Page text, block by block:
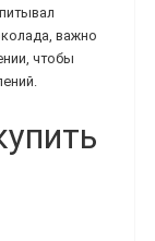
важно
чтобы